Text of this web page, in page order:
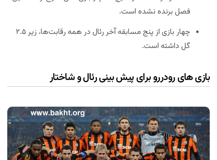
فصل برنده نشده است.
چهار بازی از پنج مسابقه آخر رئال در همه رقابت‌ها، زیر ۲.۵
گل داشته است.
بازی های رودررو برای پیش بینی رئال و شاختار